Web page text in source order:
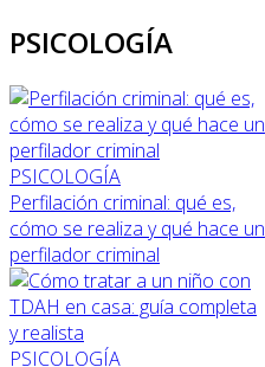
PSICOLOGÍA
PSICOLOGÍA
Perfilación criminal: qué es,
cómo se realiza y qué hace un
perfilador criminal
PSICOLOGÍA